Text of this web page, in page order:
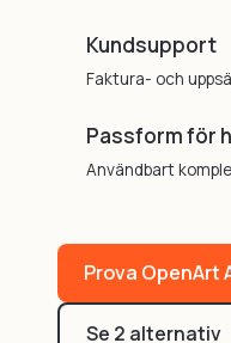
Kundsupport
Faktura- och
Passform för
Användbart
Prova OpenArt
Se 2 alternativ